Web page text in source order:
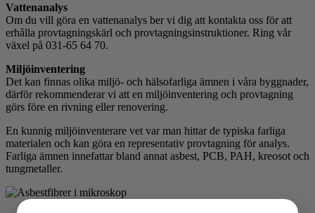
Vattenanalys
Om du vill göra en vattenanalys ber vi dig att kontakta oss för att
erhålla provtagningskärl och provtagningsinstruktioner. Ring vår
växel på 031-65 64 70.
Miljöinventering
Det kan finnas olika miljö- och hälsofarliga ämnen i våra byggnader,
därför rekommenderar vi att en miljöinventering och provtagning
görs före en rivning eller renovering.
En kunnig miljöinventerare vet var man hittar de typiska farliga
materialen och kan göra en representativ provtagning för analys.
Farliga ämnen innefattar bland annat asbest, PCB, PAH, kreosot och
tungmetaller.